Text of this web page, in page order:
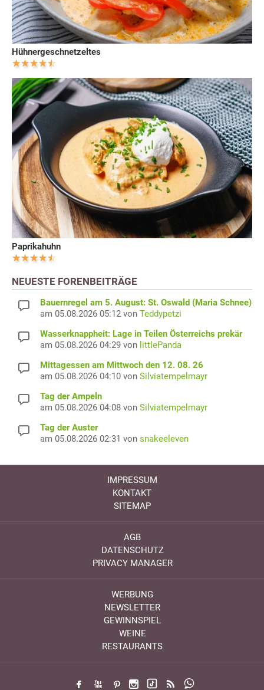
Hühnergeschnetzeltes
Paprikahuhn
NEUESTE FORENBEITRÄGE
Bauernregel am 5. August: St. Oswald (Maria Schnee)
am 05.08.2026 05:12 von Teddypetzi
Wasserknappheit: Lage in Teilen Österreichs prekär
am 05.08.2026 04:29 von littlePanda
Mittagessen am Mittwoch den 12. 08. 26
am 05.08.2026 04:10 von Silviatempelmayr
Tag der Ampeln
am 05.08.2026 04:08 von Silviatempelmayr
Tag der Auster
am 05.08.2026 02:31 von snakeeleven
IMPRESSUM
KONTAKT
SITEMAP
AGB
DATENSCHUTZ
PRIVACY MANAGER
WERBUNG
NEWSLETTER
GEWINNSPIEL
WEINE
RESTAURANTS